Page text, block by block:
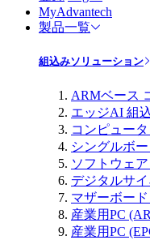
MyAdvantech
製品一覧
組込みソリューション
ARMベース
エッジAI 組
コンピュー
シングルボ
ソフトウェア
デジタルサ
マザーボー
産業用PC
産業用PC